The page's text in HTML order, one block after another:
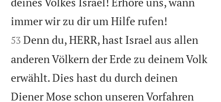
immer wir zu dir um Hilfe rufen!
53 Denn du, HERR, hast Israel aus allen
anderen Völkern der Erde zu deinem Volk
erwählt. Dies hast du durch deinen
Diener Mose schon unseren Vorfahren